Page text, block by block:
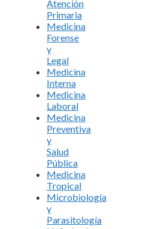
Atención
Primaria
Medicina
Forense
y
Legal
Medicina
Interna
Medicina
Laboral
Medicina
Preventiva
y
Salud
Pública
Medicina
Tropical
Microbiología
y
Parasitología